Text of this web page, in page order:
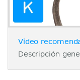
Video
Descripción